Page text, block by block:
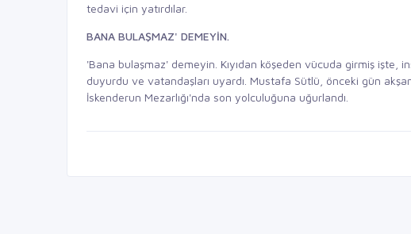
tedavi için yatırdılar.
BANA BULAŞMAZ' DEMEYİN.
'Bana bulaşmaz' demeyin. Kıyıdan köşeden vücuda girmiş işte,
duyurdu ve vatandaşları uyardı. Mustafa Sütlü, önceki gün
İskenderun Mezarlığı'nda son yolculuğuna uğurlandı.